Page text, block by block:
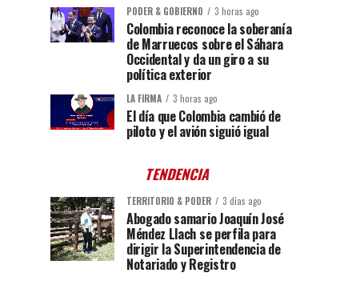
PODER & GOBIERNO 3 horas ago
Colombia reconoce la soberanía
de Marruecos sobre el Sáhara
Occidental y da un giro a su
política exterior
LA FIRMA 3 horas ago
El día que Colombia cambió de
piloto y el avión siguió igual
TENDENCIA
TERRITORIO & PODER 3 días ago
Abogado samario Joaquín José
Méndez Llach se perfila para
dirigir la Superintendencia de
Notariado y Registro